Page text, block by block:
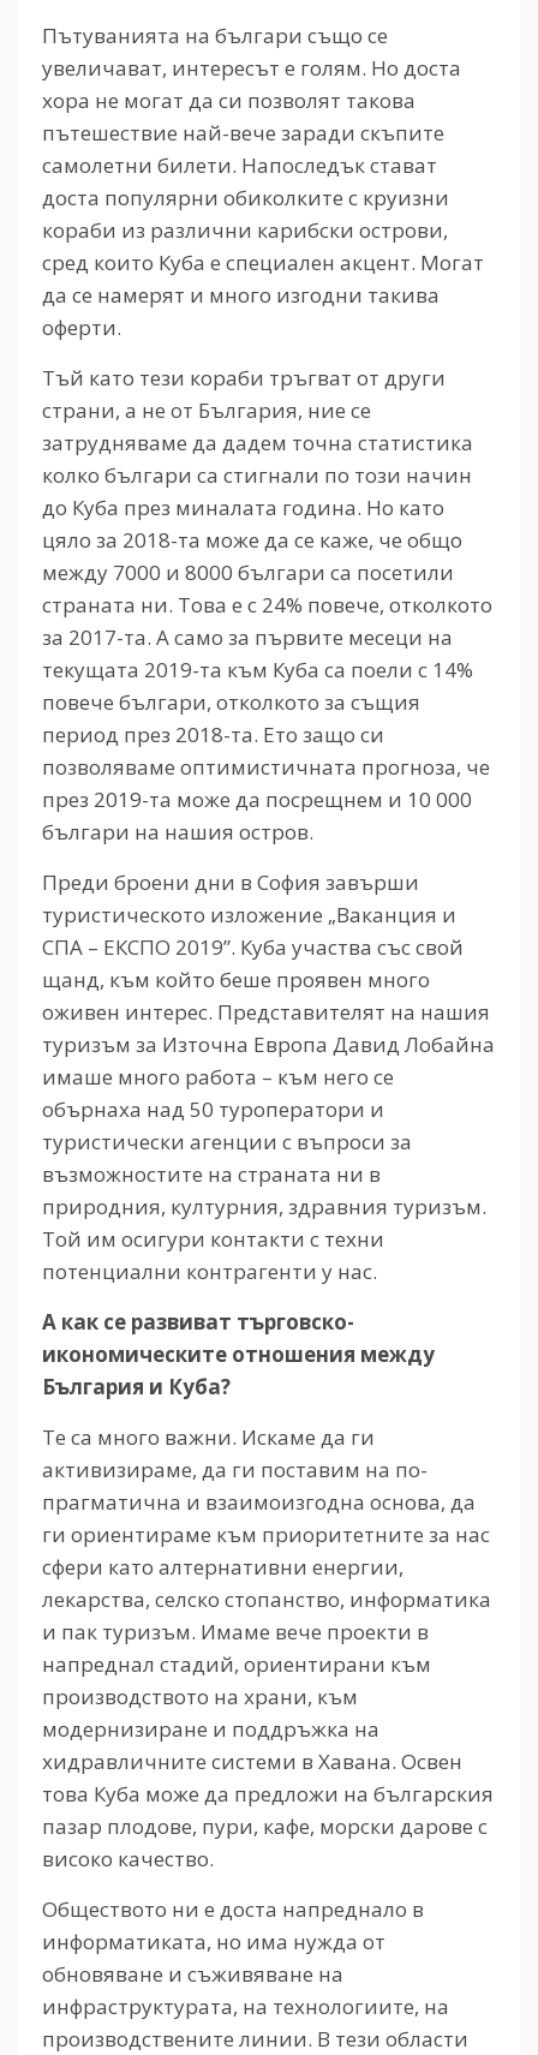
Пътуванията на българи също се
увеличават, интересът е голям. Но доста
хора не могат да си позволят такова
пътешествие най-вече заради скъпите
самолетни билети. Напоследък стават
доста популярни обиколките с круизни
кораби из различни карибски острови,
сред които Куба е специален акцент. Могат
да се намерят и много изгодни такива
оферти.
Тъй като тези кораби тръгват от други
страни, а не от България, ние се
затрудняваме да дадем точна статистика
колко българи са стигнали по този начин
до Куба през миналата година. Но като
цяло за 2018-та може да се каже, че общо
между 7000 и 8000 българи са посетили
страната ни. Това е с 24% повече, отколкото
за 2017-та. А само за първите месеци на
текущата 2019-та към Куба са поели с 14%
повече българи, отколкото за същия
период през 2018-та. Ето защо си
позволяваме оптимистичната прогноза, че
през 2019-та може да посрещнем и 10 000
българи на нашия остров.
Преди броени дни в София завърши
туристическото изложение „Ваканция и
СПА – ЕКСПО 2019”. Куба участва със свой
щанд, към който беше проявен много
оживен интерес. Представителят на нашия
туризъм за Източна Европа Давид Лобайна
имаше много работа – към него се
обърнаха над 50 туроператори и
туристически агенции с въпроси за
възможностите на страната ни в
природния, културния, здравния туризъм.
Той им осигури контакти с техни
потенциални контрагенти у нас.
А как се развиват търговско-
икономическите отношения между
България и Куба?
Те са много важни. Искаме да ги
активизираме, да ги поставим на по-
прагматична и взаимоизгодна основа, да
ги ориентираме към приоритетните за нас
сфери като алтернативни енергии,
лекарства, селско стопанство, информатика
и пак туризъм. Имаме вече проекти в
напреднал стадий, ориентирани към
производството на храни, към
модернизиране и поддръжка на
хидравличните системи в Хавана. Освен
това Куба може да предложи на българския
пазар плодове, пури, кафе, морски дарове с
високо качество.
Обществото ни е доста напреднало в
информатиката, но има нужда от
обновяване и съживяване на
инфраструктурата, на технологиите, на
производствените линии. В тези области